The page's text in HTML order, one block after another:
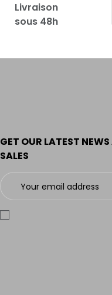
Livraison
sous 48h
GET OUR LATEST
SALES